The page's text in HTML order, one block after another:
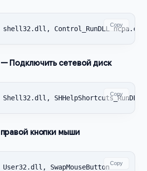
Control_RunDLL ncpa.cpl
Copy
Подключить сетевой диск
SHHelpShortcuts_RunDLL
Copy
кнопки мыши
SwapMouseButtonCopy